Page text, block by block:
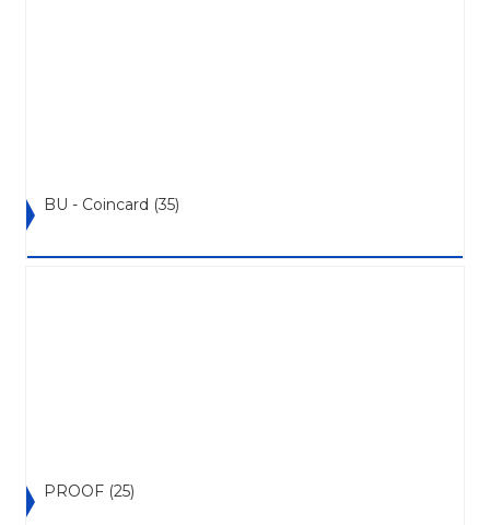
BU - Coincard (35)
PROOF (25)